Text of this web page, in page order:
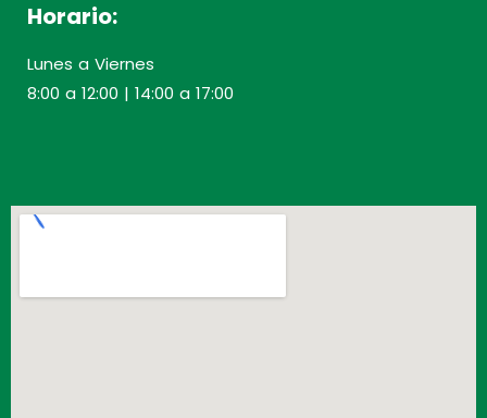
Horario:
Lunes a Viernes
8:00 a 12:00 | 14:00 a 17:00